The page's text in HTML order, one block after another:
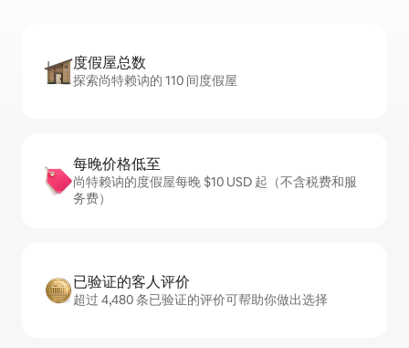
度假屋总数
探索尚特赖讷的 110 间度假屋
每晚价格低至
尚特赖讷的度假屋每晚 $10 USD 起（不含税费和服
务费）
已验证的客人评价
超过 4,480 条已验证的评价可帮助你做出选择